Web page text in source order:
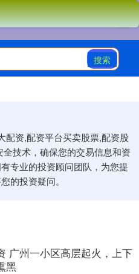
搜索
配资,配资平台买卖股票,配资股
技术，确保您的交易信息和资
专业的投资顾问团队，为您提
的投资疑问。
广州一小区高层起火，上下
黑